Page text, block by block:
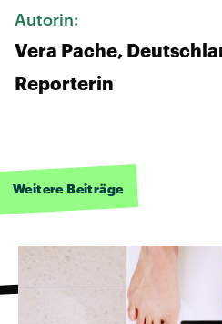
Autorin:
Vera Pache,
Reporterin
Weitere Beiträge